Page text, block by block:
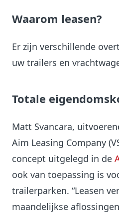
Waarom leasen?
Er zijn verschillende
uw trailers en
Totale
Matt Svancara,
Aim Leasing Company
concept uitgelegd in de
ook van toepassing is
trailerparken. “Leasen
maandelijkse